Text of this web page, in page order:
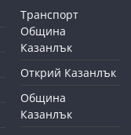
Транспорт
Община
Казанлък
Открий Казанлък
Община
Казанлък